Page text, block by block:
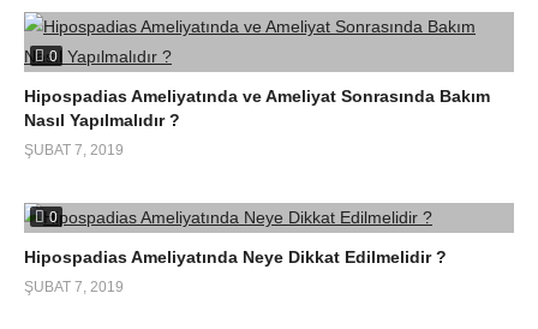
0
Hipospadias Ameliyatında ve Ameliyat Sonrasında Bakım
Nasıl Yapılmalıdır ?
ŞUBAT 7, 2019
0
Hipospadias Ameliyatında Neye Dikkat Edilmelidir ?
ŞUBAT 7, 2019